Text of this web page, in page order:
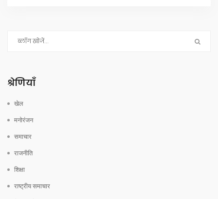
श्रेणियाँ
खेल
मनोरंजन
समाचार
राजनीति
शिक्षा
राष्ट्रीय समाचार